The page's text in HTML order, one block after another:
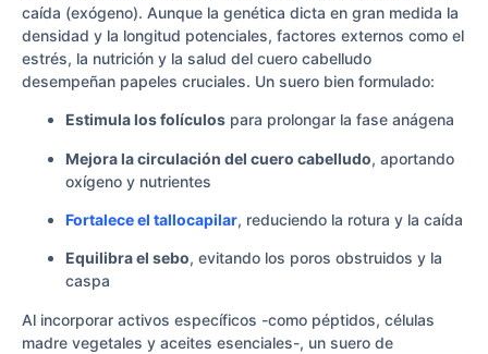
caída (exógeno). Aunque la genética dicta en gran medida la
densidad y la longitud potenciales, factores externos como el
estrés, la nutrición y la salud del cuero cabelludo
desempeñan papeles cruciales. Un suero bien formulado:
Estimula los folículos para prolongar la fase anágena
Mejora la circulación del cuero cabelludo, aportando
oxígeno y nutrientes
Fortalece el tallocapilar, reduciendo la rotura y la caída
Equilibra el sebo, evitando los poros obstruidos y la
caspa
Al incorporar activos específicos -como péptidos, células
madre vegetales y aceites esenciales-, un suero de